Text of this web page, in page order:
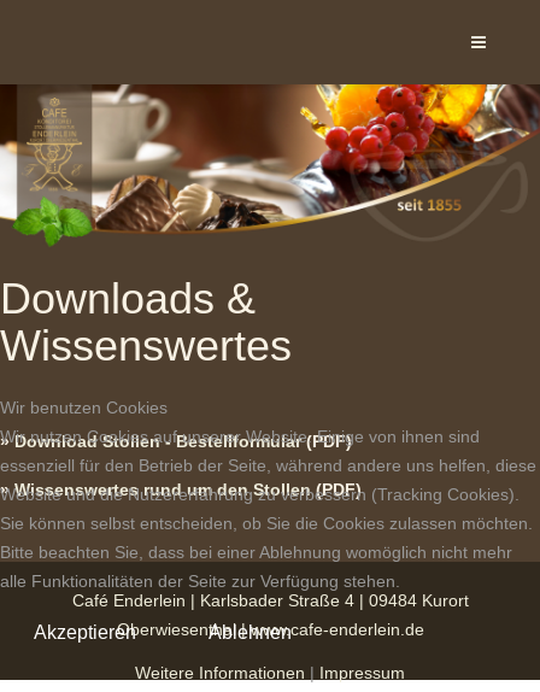
Downloads &
Wissenswertes
»Download Stollen - Bestellformular(PDF)
»Wissenswertes rund um den Stollen(PDF)
Café Enderlein | Karlsbader Straße 4 | 09484 Kurort
Oberwiesenthal | www.cafe-enderlein.de
Wir benutzen Cookies
Wir nutzen Cookies auf unserer Website. Einige von ihnen sind
essenziell für den Betrieb der Seite, während andere uns helfen, diese
Website und die Nutzererfahrung zu verbessern (Tracking Cookies).
Sie können selbst entscheiden, ob Sie die Cookies zulassen möchten.
Bitte beachten Sie, dass bei einer Ablehnung womöglich nicht mehr
alle Funktionalitäten der Seite zur Verfügung stehen.
Akzeptieren Ablehnen
Weitere Informationen | Impressum